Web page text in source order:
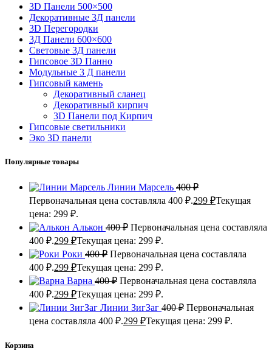
3D Панели 500×500
Декоративные 3Д панели
3D Перегородки
3Д Панели 600×600
Световые 3Д панели
Гипсовое 3D Панно
Модульные 3 Д панели
Гипсовый камень
Декоративный сланец
Декоративный кирпич
3D Панели под Кирпич
Гипсовые светильники
Эко 3D панели
Популярные товары
Линии Марсель 400₽
Первоначальная цена составляла 400 ₽.299 ₽Текущая
цена: 299 ₽.
Алькон 400₽ Первоначальная цена составляла
400 ₽.299 ₽Текущая цена: 299 ₽.
Роки 400₽ Первоначальная цена составляла
400 ₽.299 ₽Текущая цена: 299 ₽.
Варна 400₽ Первоначальная цена составляла
400 ₽.299 ₽Текущая цена: 299 ₽.
Линии ЗигЗаг 400₽ Первоначальная
цена составляла 400 ₽.299 ₽Текущая цена: 299 ₽.
Корзина